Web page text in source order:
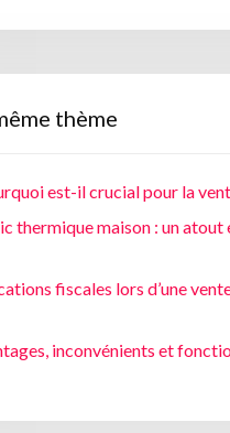
thème
est-il crucial pour la
thermique maison : un atout
fiscales lors d’une
inconvénients et